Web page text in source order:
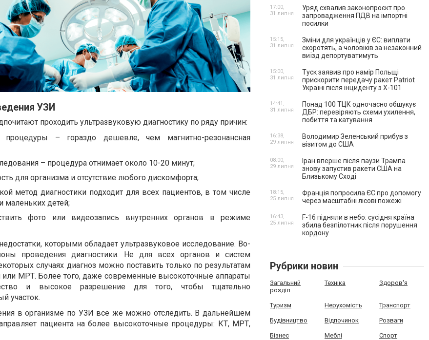
УЗИ
проходить ультразвуковую диагностику по ряду причин:
процедуры – гораздо дешевле, чем магнитно-резонансная
– процедура отнимает около 10-20 минут;
для организма и отсутствие любого дискомфорта;
метод диагностики подходит для всех пациентов, в том числе
детей;
фото или видеозапись внутренних органов в режиме
которыми обладает ультразвуковое исследование. Во-
проведения диагностики. Не для всех органов и систем
случаях диагноз можно поставить только по результатам
МРТ. Более того, даже современные высокоточные аппараты
и высокое разрешение для того, чтобы тщательно
участок.
в организме по УЗИ все же можно отследить. В дальнейшем
пациента на более высокоточные процедуры: КТ, МРТ,
Уряд схвалив законопроєкт про
запровадження ПДВ на імпортні
посилки
17:00,
31 липня
Зміни для українців у ЄС: виплати
скоротять, а чоловіків за незаконний
виїзд депортуватимуть
15:15,
31 липня
Туск заявив про намір Польщі
прискорити передачу ракет Patriot
Україні після інциденту з Х-101
15:00,
31 липня
Понад 100 ТЦК одночасно обшукує
ДБР: перевіряють схеми ухилення,
побиття та катування
14:41,
31 липня
Володимир Зеленський прибув з
візитом до США
16:38,
29 липня
Іран вперше після паузи Трампа
знову запустив ракети США на
Близькому Сході
08:00,
29 липня
Франція попросила ЄС про допомогу
через масштабні лісові пожежі
18:15,
25 липня
F-16 підняли в небо: сусідня країна
збила безпілотник після порушення
кордону
16:43,
25 липня
Рубрики новин
Загальний
розділ
Техніка Здоров'я
Туризм Нерухомість Транспорт
Будівництво Відпочинок Розваги
Бізнес Меблі Спорт